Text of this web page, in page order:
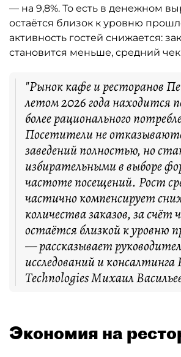
— на 9,8%. То есть в денежном
остаётся близок к уровню
активность гостей снижается:
становится меньше, средний чек
"Рынок кафе и ресторанов
летом 2026 года находится
более рационального
Посетители не
заведений полностью, но
избирательными в выборе
частоте посещений. Рост
частично компенсирует
количества заказов, за счёт
остаётся близкой к уровню
— рассказывает
исследований и консалтинга
Technologies Михаил
Экономия на